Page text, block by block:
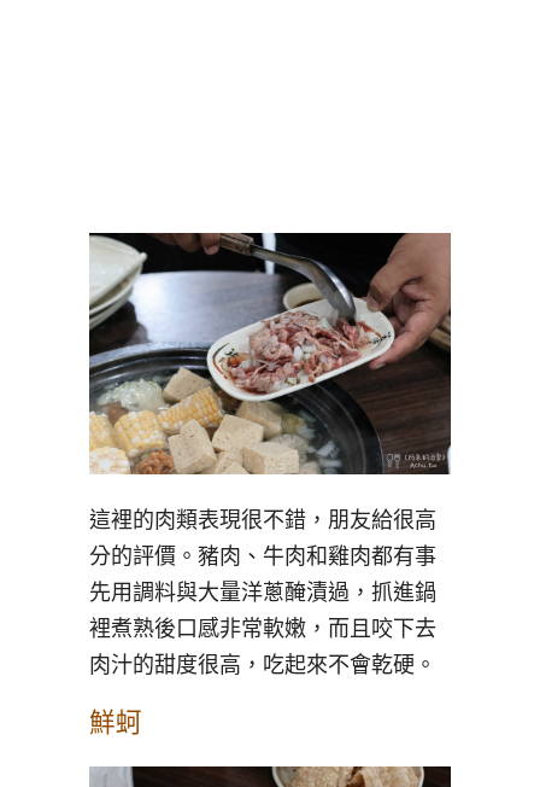
這裡的肉類表現很不錯，朋友給很高
分的評價。豬肉、牛肉和雞肉都有事
先用調料與大量洋蔥醃漬過，抓進鍋
裡煮熟後口感非常軟嫩，而且咬下去
肉汁的甜度很高，吃起來不會乾硬。
鮮蚵